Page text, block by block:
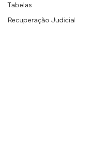
Tabelas
Recuperação Judicial